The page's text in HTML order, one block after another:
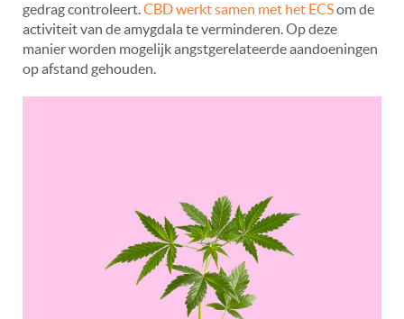
gedrag controleert.CBD werkt samen met het ECSom de
activiteit van de amygdala te verminderen. Op deze
manier worden mogelijk angstgerelateerde aandoeningen
op afstand gehouden.